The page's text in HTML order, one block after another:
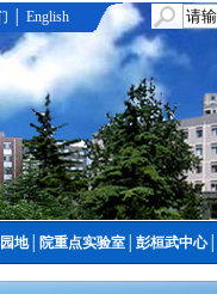
English
地│ 院重点实验室 彭桓武中心│